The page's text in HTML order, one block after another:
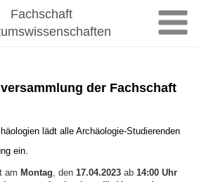
Fachschaft
der Fachschaft
lädt alle Archäologie-Studierenden
ein.
am Montag, den 17.04.2023 ab 14:00 Uhr